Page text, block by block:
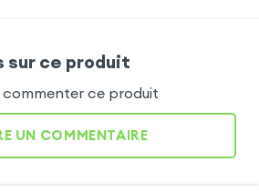
sur ce produit
commenter ce produit
UN COMMENTAIRE